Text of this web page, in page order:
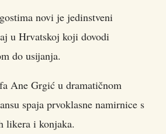
novi je jedinstveni
u Hrvatskoj koji dovodi
do usijanja.
Ane Grgić u dramatičnom
spaja prvoklasne namirnice s
likera i konjaka.